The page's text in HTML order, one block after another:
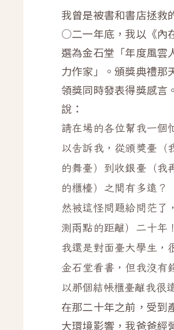
我曾是被書和書店拯救
○二一年底，我以《內
選為金石堂「年度風雲
力作家」。頒獎典禮那
領獎同時發表得獎感言
說：
請在場的各位幫我一個
以告訴我，從頒獎臺（
的舞臺）到收銀臺（我
的櫃檯）之間有多遠？
然被這怪問題給問茫了
測兩點的距離）二十年
我還是對面臺大學生，
金石堂看書，但我沒有
以那個結帳櫃臺離我很
在那二十年之前，受到
大環境影響，我爸爸經